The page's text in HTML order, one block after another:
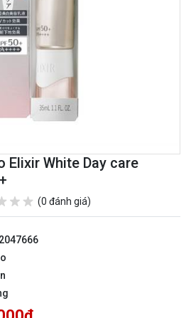
Elixir White Day care
(0 đánh giá)